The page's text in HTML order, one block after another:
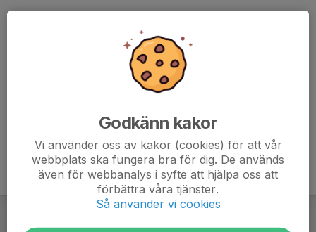
Godkänn kakor
Vi använder oss av kakor (cookies) för att vår
webbplats ska fungera bra för dig. De används
även för webbanalys i syfte att hjälpa oss att
förbättra våra tjänster.
Så använder vi cookies